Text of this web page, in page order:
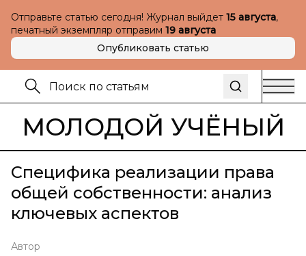
Отправьте статью сегодня! Журнал выйдет 15 августа,
печатный экземпляр отправим 19 августа
Опубликовать статью
МОЛОДОЙ УЧЁНЫЙ
Специфика реализации права
общей собственности: анализ
ключевых аспектов
Автор